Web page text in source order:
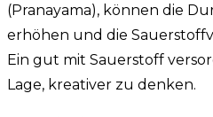
(Pranayama), können die
erhöhen und die
Ein gut mit Sauerstoff
Lage, kreativer zu denken.